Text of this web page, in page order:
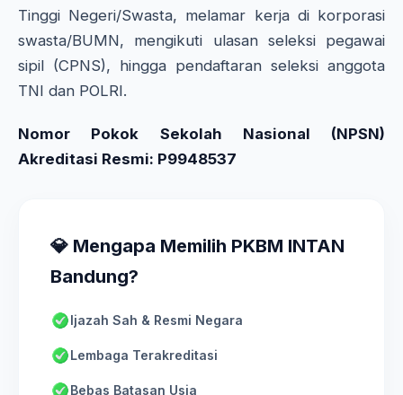
Tinggi Negeri/Swasta, melamar kerja di korporasi
swasta/BUMN, mengikuti ulasan seleksi pegawai
sipil (CPNS), hingga pendaftaran seleksi anggota
TNI dan POLRI.
Nomor Pokok Sekolah Nasional (NPSN)
Akreditasi Resmi: P9948537
💎 Mengapa Memilih PKBM INTAN
Bandung?
Ijazah Sah & Resmi Negara
Lembaga Terakreditasi
Bebas Batasan Usia